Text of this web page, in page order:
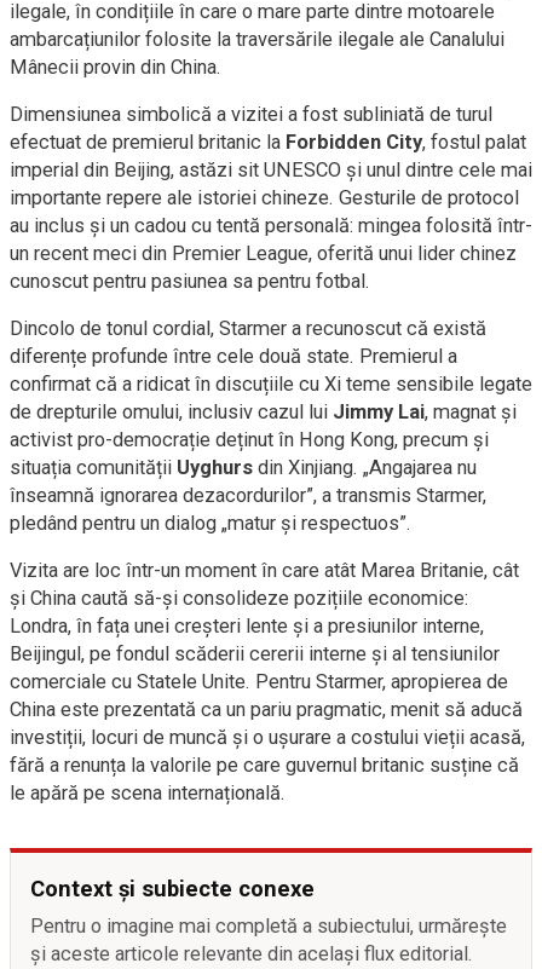
ilegale, în condițiile în care o mare parte dintre motoarele
ambarcațiunilor folosite la traversările ilegale ale Canalului
Mânecii provin din China.
Dimensiunea simbolică a vizitei a fost subliniată de turul
efectuat de premierul britanic la Forbidden City, fostul palat
imperial din Beijing, astăzi sit UNESCO și unul dintre cele mai
importante repere ale istoriei chineze. Gesturile de protocol
au inclus și un cadou cu tentă personală: mingea folosită într-
un recent meci din Premier League, oferită unui lider chinez
cunoscut pentru pasiunea sa pentru fotbal.
Dincolo de tonul cordial, Starmer a recunoscut că există
diferențe profunde între cele două state. Premierul a
confirmat că a ridicat în discuțiile cu Xi teme sensibile legate
de drepturile omului, inclusiv cazul lui Jimmy Lai, magnat și
activist pro-democrație deținut în Hong Kong, precum și
situația comunității Uyghurs din Xinjiang. „Angajarea nu
înseamnă ignorarea dezacordurilor”, a transmis Starmer,
pledând pentru un dialog „matur și respectuos”.
Vizita are loc într-un moment în care atât Marea Britanie, cât
și China caută să-și consolideze pozițiile economice:
Londra, în fața unei creșteri lente și a presiunilor interne,
Beijingul, pe fondul scăderii cererii interne și al tensiunilor
comerciale cu Statele Unite. Pentru Starmer, apropierea de
China este prezentată ca un pariu pragmatic, menit să aducă
investiții, locuri de muncă și o ușurare a costului vieții acasă,
fără a renunța la valorile pe care guvernul britanic susține că
le apără pe scena internațională.
Context și subiecte conexe
Pentru o imagine mai completă a subiectului, urmărește
și aceste articole relevante din același flux editorial.